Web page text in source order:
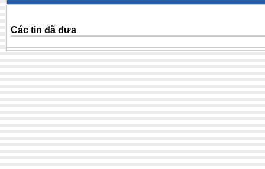
Các tin đã đưa